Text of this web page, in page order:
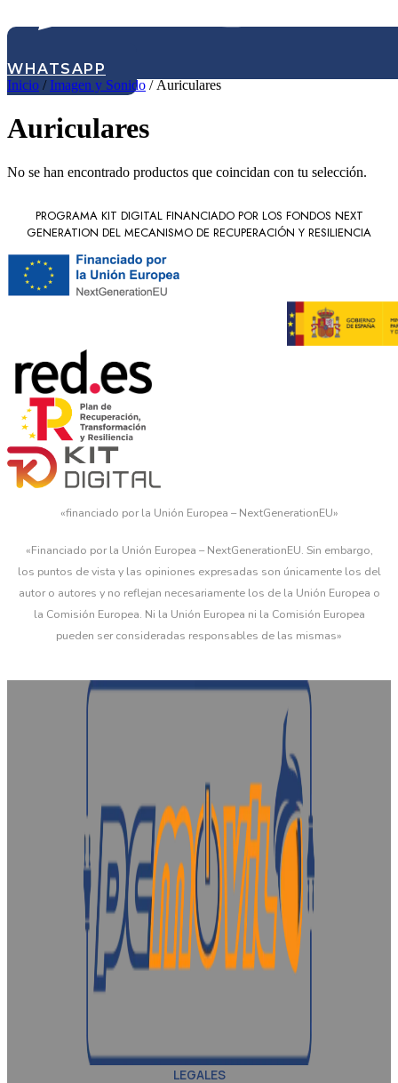
WHATSAPP
Inicio /Imagen y Sonido / Auriculares
Auriculares
No se han encontrado productos que coincidan con tu selección.
PROGRAMA KIT DIGITAL FINANCIADO POR LOS FONDOS NEXT
GENERATION DEL MECANISMO DE RECUPERACIÓN Y RESILIENCIA
«financiado por la Unión Europea – NextGenerationEU»
«Financiado por la Unión Europea – NextGenerationEU. Sin embargo,
los puntos de vista y las opiniones expresadas son únicamente los del
autor o autores y no reflejan necesariamente los de la Unión Europea o
la Comisión Europea. Ni la Unión Europea ni la Comisión Europea
pueden ser consideradas responsables de las mismas»
LEGALES